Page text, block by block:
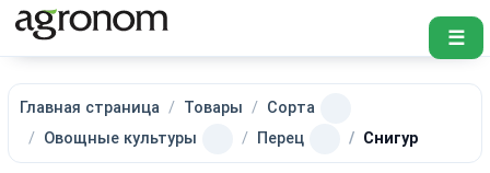
☰
Главная страница Товары
Сорта
Овощные культуры
Перец Снигур